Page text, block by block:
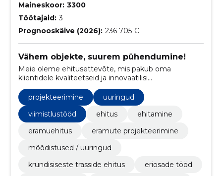
Maineskoor: 3300
Töötajaid: 3
Prognooskäive (2026): 236 705 €
Vähem objekte, suurem pühendumine!
Meie oleme ehitusettevõte, mis pakub oma
klientidele kvaliteetseid ja innovaatilisi
ehituslahendusi. Meie meeskond aitab Teil lahendada
erinevaid ehitusprotsessi ja projekteerimisega seotud
küsimusi ning tagab alati tulemuse, mis vastab
kõrgeimatele kvaliteedinõuetele.
projekteerimine
uuringud
viimistlustööd
ehitus
ehitamine
eramuehitus
eramute projekteerimine
mõõdistused / uuringud
krundisiseste trasside ehitus
eriosade tööd